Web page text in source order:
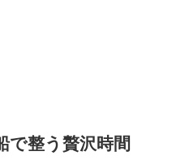
で整う贅沢時間